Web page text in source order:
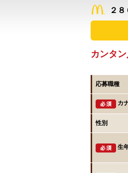
２
カンタ
応募職種
カ
性別
生